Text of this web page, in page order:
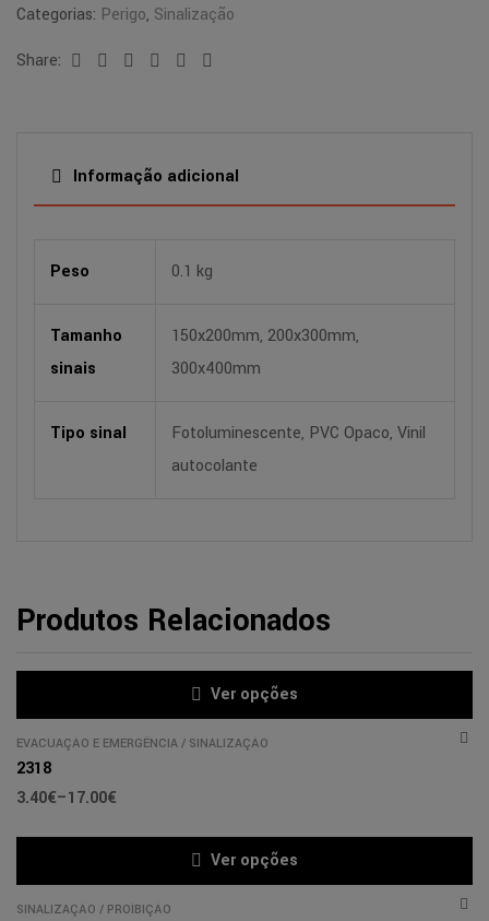
Categorias: Perigo, Sinalização
Share:
Facebook
TwitterLinkedinGoogle+Pinterest
Informação adicional
Peso 0.1 kg
Tamanho
sinais
150x200mm, 200x300mm,
300x400mm
Tipo sinal
Fotoluminescente, PVC Opaco, Vinil
autocolante
Produtos Relacionados
Ver opções
EVACUAÇÃO E EMERGÊNCIA / SINALIZAÇÃO
2318
3.40€–17.00€
Ver opções
SINALIZAÇÃO / PROÍBIÇÃO